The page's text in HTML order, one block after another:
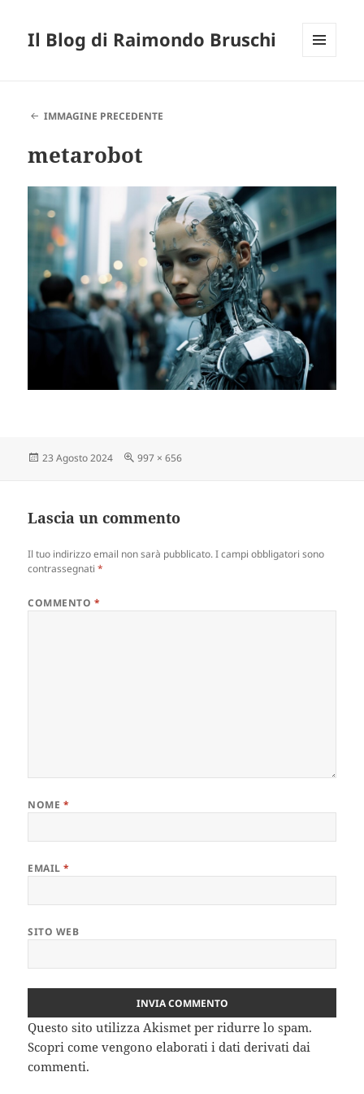
Il Blog di Raimondo Bruschi
IMMAGINE PRECEDENTE
metarobot
Scritto
23 Agosto 2024
Dimensione
997 × 656
Lascia un commento
Il tuo indirizzo email non sarà pubblicato. I campi obbligatori sono
contrassegnati*
COMMENTO *
NOME *
EMAIL*
SITO WEB
Questo sito utilizza Akismet per ridurre lo spam.
Scopri come vengono elaborati i dati derivati dai
commenti.